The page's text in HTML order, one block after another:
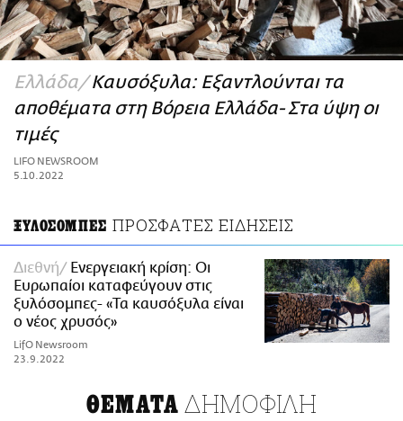
ΑΜΠΑ
PRINT
Ελλάδα Καυσόξυλα: Εξαντλούνται τα
αποθέματα στη Βόρεια Ελλάδα- Στα ύψη οι
τιμές
LIFO NEWSROOM
5.10.2022
ΞΥΛΟΣΟΜΠΕΣ ΠΡΟΣΦΑΤΕΣ ΕΙΔΗΣΕΙΣ
Διεθνή
Ενεργειακή κρίση: Οι
Ευρωπαίοι καταφεύγουν στις
ξυλόσομπες- «Τα καυσόξυλα είναι
ο νέος χρυσός»
LifO Newsroom
23.9.2022
ΘΕΜΑΤΑ ΔΗΜΟΦΙΛΗ